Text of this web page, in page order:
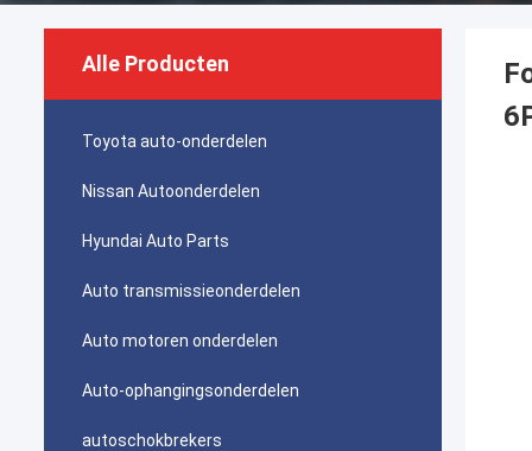
Alle Producten
Toyota auto-onderdelen
Nissan Autoonderdelen
Hyundai Auto Parts
Auto transmissieonderdelen
Auto motoren onderdelen
Auto-ophangingsonderdelen
autoschokbrekers